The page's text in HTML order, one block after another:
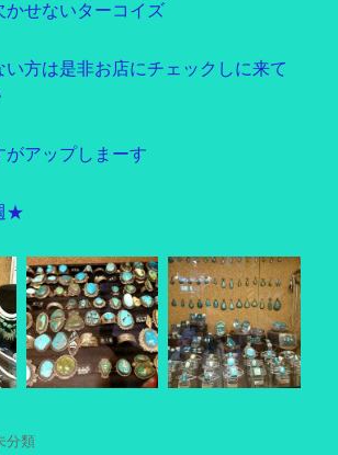
かせないターコイズ
い方は是非お店にチェックしに来て
がアップしまーす
★
分類